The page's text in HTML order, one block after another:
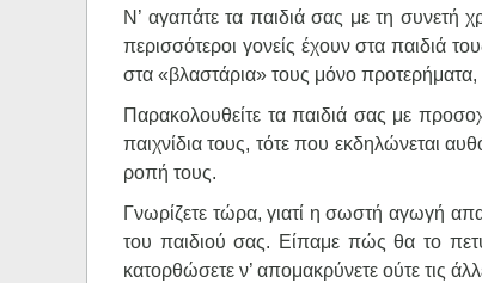
Ν’ αγαπάτε τα παιδιά σας με τη συνετή
περισσότεροι γονείς έχουν στα παιδιά
στα «βλαστάρια» τους μόνο προτερήματα,
Παρακολουθείτε τα παιδιά σας με
παιχνίδια τους, τότε που εκδηλώνεται
ροπή τους.
Γνωρίζετε τώρα, γιατί η σωστή αγωγή
του παιδιού σας. Είπαμε πώς θα το
κατορθώσετε ν’ απομακρύνετε ούτε τις